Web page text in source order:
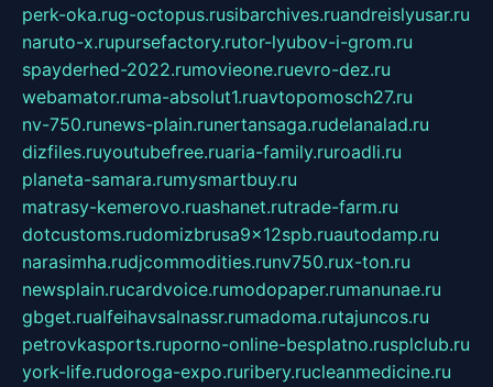
perk-oka.rug-octopus.rusibarchives.ruandreislyusar.ru
naruto-x.rupursefactory.rutor-lyubov-i-grom.ru
spayderhed-2022.rumovieone.ruevro-dez.ru
webamator.ruma-absolut1.ruavtopomosch27.ru
nv-750.runews-plain.runertansaga.rudelanalad.ru
dizfiles.ruyoutubefree.ruaria-family.ruroadli.ru
planeta-samara.rumysmartbuy.ru
matrasy-kemerovo.ruashanet.rutrade-farm.ru
dotcustoms.rudomizbrusa9x12spb.ruautodamp.ru
narasimha.rudjcommodities.runv750.rux-ton.ru
newsplain.rucardvoice.rumodopaper.rumanunae.ru
gbget.rualfeihavsalnassr.rumadoma.rutajuncos.ru
petrovkasports.ruporno-online-besplatno.rusplclub.ru
york-life.rudoroga-expo.ruribery.rucleanmedicine.ru